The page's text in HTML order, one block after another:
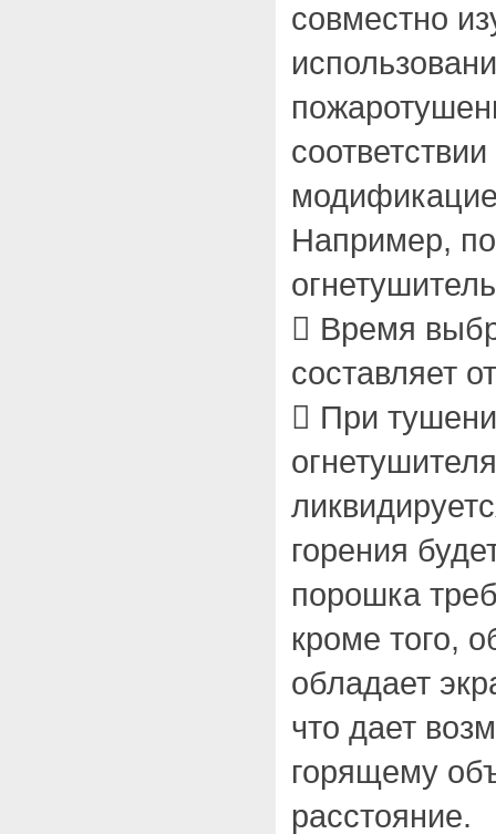
совместно
Например,
 Время
составляет
 При
горения
порошка
кроме того,
обладает
что дает
горящему
расстояние.